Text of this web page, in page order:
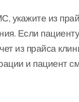
укажите из
Если
из прайса
и пациент